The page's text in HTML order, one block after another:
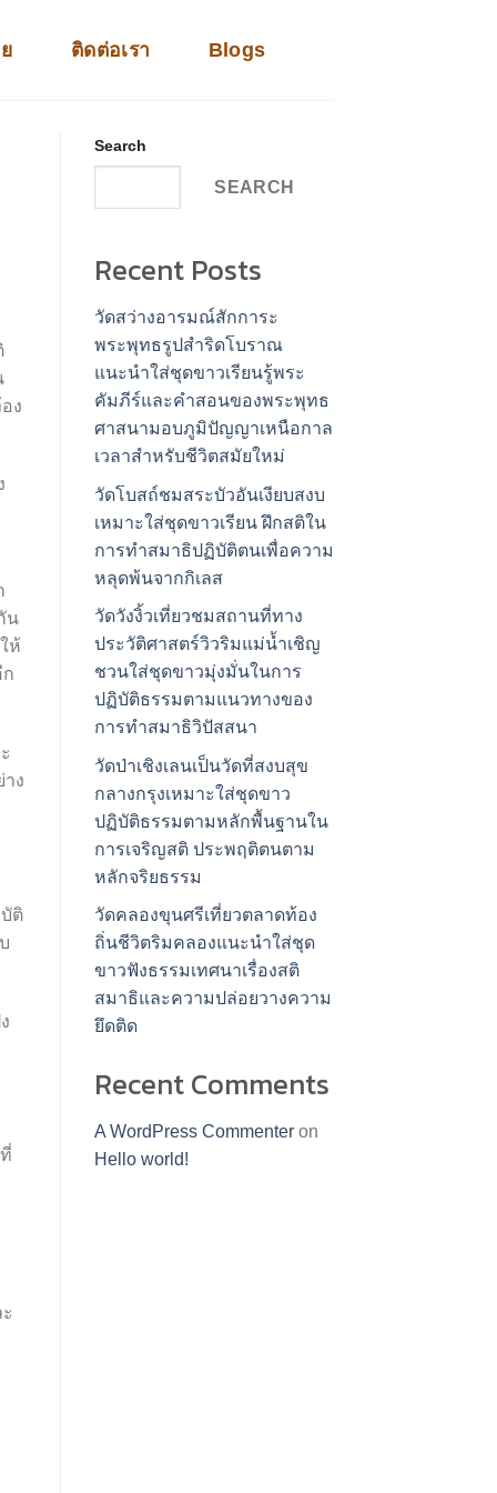
ติดต่อเรา Blogs
ง
น
ห้
ง
ติ
Search
SEARCH
Recent Posts
วัดสว่างอารมณ์สักการะ
พระพุทธรูปสำริดโบราณ
แนะนำใส่ชุดขาวเรียนรู้พระ
คัมภีร์และคำสอนของพระพุทธ
ศาสนามอบภูมิปัญญาเหนือกาล
เวลาสำหรับชีวิตสมัยใหม่
วัดโบสถ์ชมสระบัวอันเงียบสงบ
เหมาะใส่ชุดขาวเรียน ฝึกสติใน
การทำสมาธิปฏิบัติตนเพื่อความ
หลุดพ้นจากกิเลส
วัดวังงิ้วเที่ยวชมสถานที่ทาง
ประวัติศาสตร์วิวริมแม่น้ำเชิญ
ชวนใส่ชุดขาวมุ่งมั่นในการ
ปฏิบัติธรรมตามแนวทางของ
การทำสมาธิวิปัสสนา
วัดป่าเชิงเลนเป็นวัดที่สงบสุข
กลางกรุงเหมาะใส่ชุดขาว
ปฏิบัติธรรมตามหลักพื้นฐานใน
การเจริญสติ ประพฤติตนตาม
หลักจริยธรรม
วัดคลองขุนศรีเที่ยวตลาดท้อง
ถิ่นชีวิตริมคลองแนะนำใส่ชุด
ขาวฟังธรรมเทศนาเรื่องสติ
สมาธิและความปล่อยวางความ
ยึดติด
Recent Comments
A WordPress Commenteron
Hello world!